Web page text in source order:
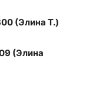
(Элина Т.)
(Элина